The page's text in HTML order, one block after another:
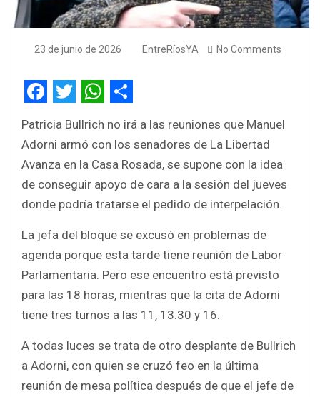
23 de junio de 2026 EntreRíosYA No Comments
F
a
c
e
b
o
o
k
T
w
i
t
t
e
r
W
h
a
t
s
A
p
p
h
a
r
e
Patricia Bullrich no irá a las reuniones que Manuel
Adorni armó con los senadores de La Libertad
Avanza en la Casa Rosada, se supone con la idea
de conseguir apoyo de cara a la sesión del jueves
donde podría tratarse el pedido de interpelación.
La jefa del bloque se excusó en problemas de
agenda porque esta tarde tiene reunión de Labor
Parlamentaria. Pero ese encuentro está previsto
para las 18 horas, mientras que la cita de Adorni
tiene tres turnos a las 11, 13.30 y 16.
A todas luces se trata de otro desplante de Bullrich
a Adorni, con quien se cruzó feo en la última
reunión de mesa política después de que el jefe de